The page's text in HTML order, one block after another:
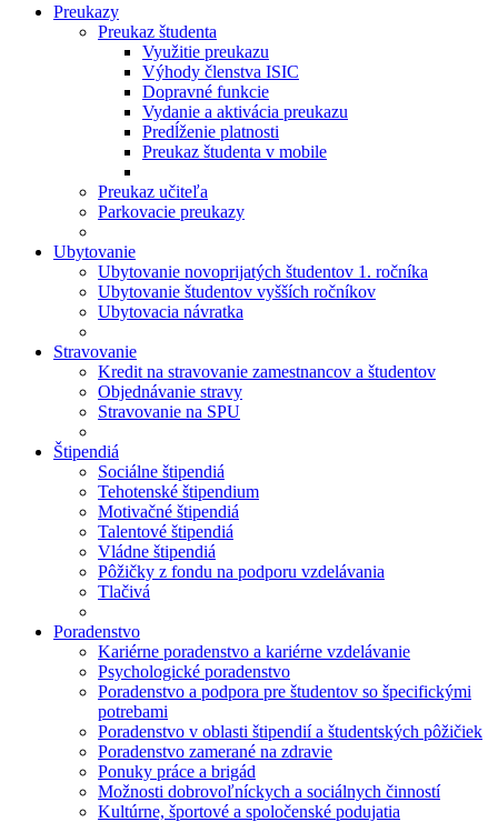
Preukazy
Preukaz študenta
Využitie preukazu
Výhody členstva ISIC
Dopravné funkcie
Vydanie a aktivácia preukazu
Predĺženie platnosti
Preukaz študenta v mobile
Preukaz učiteľa
Parkovacie preukazy
Ubytovanie
Ubytovanie novoprijatých študentov 1. ročníka
Ubytovanie študentov vyšších ročníkov
Ubytovacia návratka
Stravovanie
Kredit na stravovanie zamestnancov a študentov
Objednávanie stravy
Stravovanie na SPU
Štipendiá
Sociálne štipendiá
Tehotenské štipendium
Motivačné štipendiá
Talentové štipendiá
Vládne štipendiá
Pôžičky z fondu na podporu vzdelávania
Tlačivá
Poradenstvo
Kariérne poradenstvo a kariérne vzdelávanie
Psychologické poradenstvo
Poradenstvo a podpora pre študentov so špecifickými
potrebami
Poradenstvo v oblasti štipendií a študentských pôžičiek
Poradenstvo zamerané na zdravie
Ponuky práce a brigád
Možnosti dobrovoľníckych a sociálnych činností
Kultúrne, športové a spoločenské podujatia